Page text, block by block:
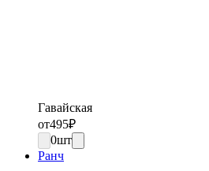
Гавайская
от495₽
0шт
Ранч